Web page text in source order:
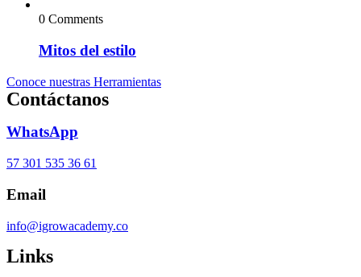
0 Comments
Mitos del estilo
Conoce nuestras Herramientas
Contáctanos
WhatsApp
57 301 535 36 61
Email
info@igrowacademy.co
Links